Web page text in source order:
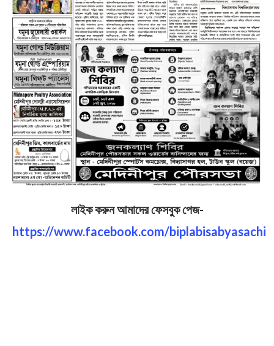
লাইক করুন আমাদের ফেসবুক পেজ-
https://www.facebook.com/biplabisabyasachi